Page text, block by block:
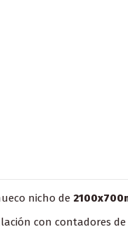
nicho de
con contadores